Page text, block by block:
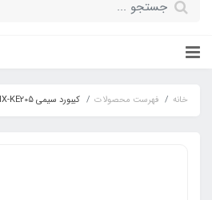
خانه فهرست محصولات کیبورد سیمی HX-KE205 هیسکا